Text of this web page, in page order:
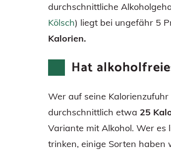
durchschnittliche
Kölsch) liegt bei ungefähr 5
Kalorien.
Hat
Wer auf seine
durchschnittlich etwa 25
Variante mit Alkohol. Wer es
trinken, einige Sorten haben